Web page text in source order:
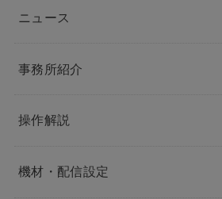
ニュース
事務所紹介
操作解説
機材・配信設定